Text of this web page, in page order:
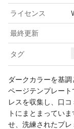
ライセンス
最終更新
タグ
ダークカラーを基
ページテンプレー
レスを収集し、口
トにまとまってい
せ、洗練されたプ